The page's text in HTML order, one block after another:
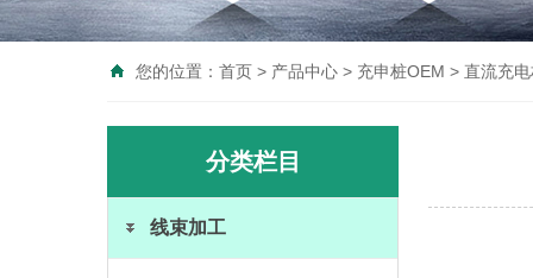
您的位置： 首页 > 产品中心 > 充申桩OEM > 直流充
分类栏目
线束加工